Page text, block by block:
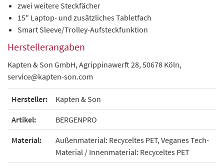
zwei weitere Steckfächer
15″ Laptop- und zusätzliches Tabletfach
Smart Sleeve/Trolley-Aufsteckfunktion
Herstellerangaben
Kapten & Son GmbH, Agrippinawerft 28, 50678 Köln,
service@kapten-son.com
Hersteller: Kapten & Son
Artikel: BERGENPRO
Material:
Außenmaterial: Recyceltes PET, Veganes Tech-
Material / Innenmaterial: Recyceltes PET